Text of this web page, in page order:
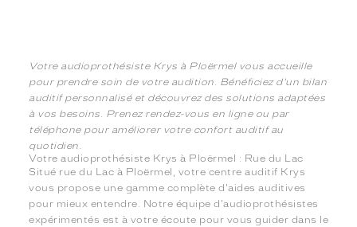
Votre audioprothésiste Krys à Ploërmel vous accueille
pour prendre soin de votre audition. Bénéficiez d'un bilan
auditif personnalisé et découvrez des solutions adaptées
à vos besoins. Prenez rendez-vous en ligne ou par
téléphone pour améliorer votre confort auditif au
quotidien.
Votre audioprothésiste Krys à Ploërmel : Rue du Lac
Situé rue du Lac à Ploërmel, votre centre auditif Krys
vous propose une gamme complète d'aides auditives
pour mieux entendre. Notre équipe d'audioprothésistes
expérimentés est à votre écoute pour vous guider dans le